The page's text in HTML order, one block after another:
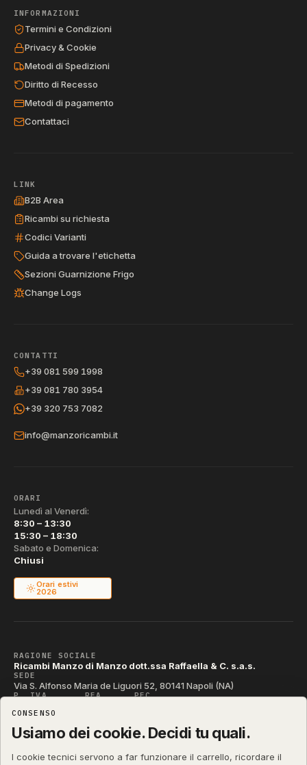
INFORMAZIONI
Termini e Condizioni
Privacy & Cookie
Metodi di Spedizioni
Diritto di Recesso
Metodi di pagamento
Contattaci
LINK
B2B Area
Ricambi su richiesta
Codici Varianti
Guida a trovare l'etichetta
Sezioni Guarnizione Frigo
Change Logs
CONTATTI
+39 081 599 1998
+39 081 780 3954
+39 320 753 7082
info@manzoricambi.it
ORARI
Lunedì al Venerdì:
8:30 – 13:30
15:30 – 18:30
Sabato e Domenica:
Chiusi
Orari estivi
2026
RAGIONE SOCIALE
Ricambi Manzo di Manzo dott.ssa Raffaella & C. s.a.s.
SEDE
Via S. Alfonso Maria de Liguori 52, 80141 Napoli (NA)
P. IVA REA PEC
CODICE SDI
T04ZHR3
CONSENSO
Usiamo dei cookie. Decidi tu quali.
I cookie tecnici servono a far funzionare il carrello, ricordare il